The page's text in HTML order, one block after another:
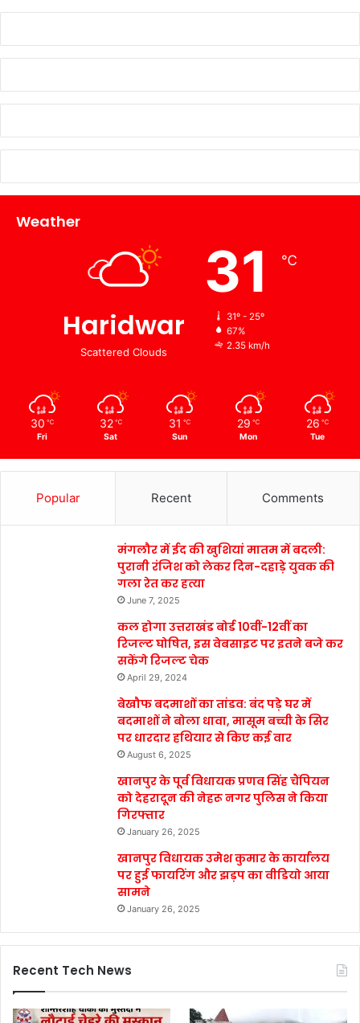
Weather
Haridwar
Scattered Clouds
31 ℃
31º - 25º
67%
2.35 km/h
30 ℃
Fri
32 ℃
Sat
31 ℃
Sun
29 ℃
Mon
26 ℃
Tue
Popular Recent Comments
मंगलौर में ईद की खुशियां मातम में बदली:
पुरानी रंजिश को लेकर दिन-दहाड़े युवक की
गला रेत कर हत्या
June 7, 2025
कल होगा उत्तराखंड बोर्ड 10वीं-12वीं का
रिजल्ट घोषित, इस वेबसाइट पर इतने बजे कर
सकेंगे रिजल्ट चेक
April 29, 2024
बेखौफ बदमाशों का तांडव: बंद पड़े घर में
बदमाशों ने बोला धावा, मासूम बच्ची के सिर
पर धारदार हथियार से किए कई वार
August 6, 2025
खानपुर के पूर्व विधायक प्रणव सिंह चैंपियन
को देहरादून की नेहरू नगर पुलिस ने किया
गिरफ्तार
January 26, 2025
खानपुर विधायक उमेश कुमार के कार्यालय
पर हुई फायरिंग और झड़प का वीडियो आया
सामने
January 26, 2025
Recent Tech News